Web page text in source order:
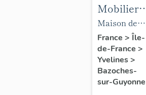
Mobilier
de la
maison
Louis
Carré
Maison de
villégiature
dite maison
Louis Carré
France > Île-
de-France >
Yvelines>
Bazoches-
sur-Guyonne